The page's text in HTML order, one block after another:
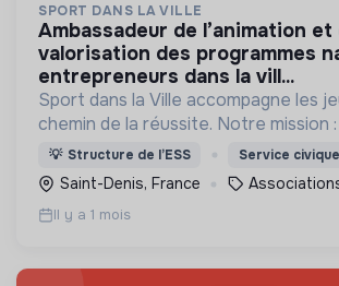
SPORT DANS LA VILLE
ambassadeur de l’animation et de la
valorisation des programmes
entrepreneurs dans la vill...
Sport dans la Ville accompagne les
chemin de la réussite. Notre mission
l’égalité des chances en
les valeurs et outils nécessaires à
💡 Structure de l’ESS Service
Saint-Denis, France
Il y a 1 mois